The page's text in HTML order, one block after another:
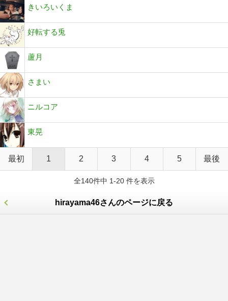
きいろいくま
好転する兎
蘆月
さまい
ニルコア
東晃
最初 1 2 3 4 5 最後
全140件中 1-20 件を表示
hirayama46さんのページに戻る